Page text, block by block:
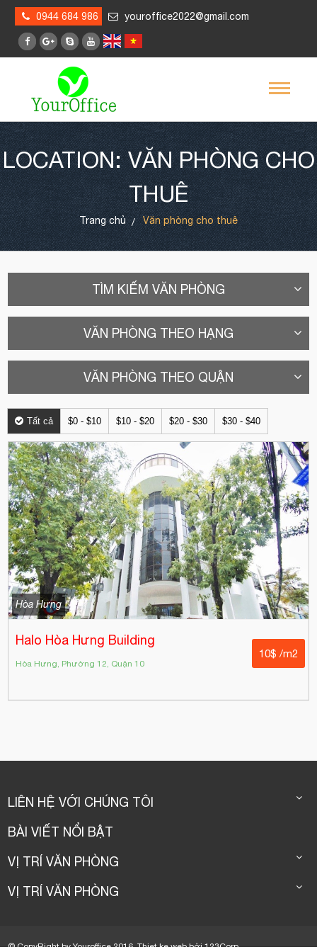
0944 684 986 youroffice2022@gmail.com
LOCATION: VĂN PHÒNG CHO
THUÊ
Trang chủ Văn phòng cho thuê
TÌM KIẾM VĂN PHÒNG
VĂN PHÒNG THEO HẠNG
VĂN PHÒNG THEO QUẬN
Tất cả $0 - $10 $10 - $20 $20 - $30 $30 - $40
Hòa Hưng
Halo Hòa Hưng Building
Hòa Hưng, Phường 12, Quận 10
10$ /m2
LIÊN HỆ VỚI CHÚNG TÔI
BÀI VIẾT NỔI BẬT
VỊ TRÍ VĂN PHÒNG
VỊ TRÍ VĂN PHÒNG
© CopyRight by Youroffice 2016.Thiet ke webbởi123Corp